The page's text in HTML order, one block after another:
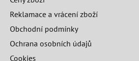
Reklamace a vrácení zboží
Obchodní podmínky
Ochrana osobních údajů
Cookies